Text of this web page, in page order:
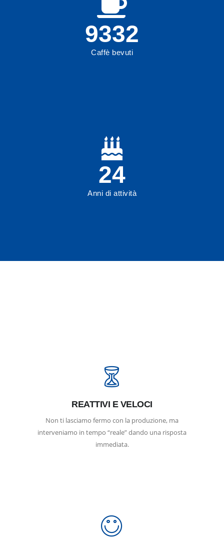
9999
Caffè bevuti
27
Anni di attività
REATTIVI E VELOCI
Non ti lasciamo fermo con la produzione, ma
interveniamo in tempo “reale” dando una risposta
immediata.